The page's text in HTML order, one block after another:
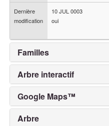
Dernière
modification
10 JUL 0003
oui
Familles
Arbre interactif
Google Maps™
Arbre